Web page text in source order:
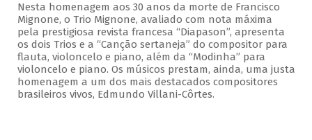
Nesta homenagem aos 30 anos da morte de Francisco
Mignone, o Trio Mignone, avaliado com nota máxima
pela prestigiosa revista francesa “Diapason”, apresenta
os dois Trios e a “Canção sertaneja” do compositor para
flauta, violoncelo e piano, além da “Modinha” para
violoncelo e piano. Os músicos prestam, ainda, uma justa
homenagem a um dos mais destacados compositores
brasileiros vivos, Edmundo Villani-Côrtes.